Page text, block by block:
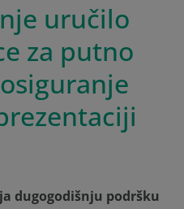
uručilo
za putno
dugogodišnju podršku